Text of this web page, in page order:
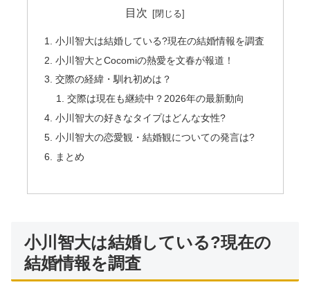
目次
小川智大は結婚している?現在の結婚情報を調査
小川智大とCocomiの熱愛を文春が報道！
交際の経緯・馴れ初めは？
交際は現在も継続中？2026年の最新動向
小川智大の好きなタイプはどんな女性?
小川智大の恋愛観・結婚観についての発言は?
まとめ
小川智大は結婚している?現在の
結婚情報を調査